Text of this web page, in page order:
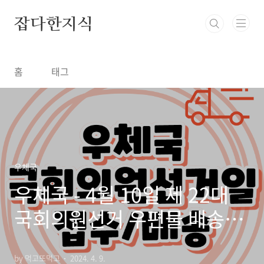
잡다한지식
홈 태그
우체국
우체국 - 4월 10일 제 22대
국회의원선거 우편물 배송일
정
by 먹고또먹고 2024. 4. 9.